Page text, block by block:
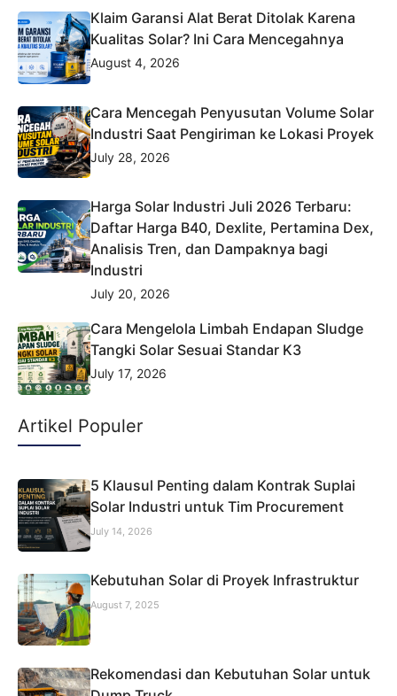
Klaim Garansi Alat Berat Ditolak Karena
Kualitas Solar? Ini Cara Mencegahnya
August 4, 2026
Cara Mencegah Penyusutan Volume Solar
Industri Saat Pengiriman ke Lokasi Proyek
July 28, 2026
Harga Solar Industri Juli 2026 Terbaru:
Daftar Harga B40, Dexlite, Pertamina Dex,
Analisis Tren, dan Dampaknya bagi
Industri
July 20, 2026
Cara Mengelola Limbah Endapan Sludge
Tangki Solar Sesuai Standar K3
July 17, 2026
Artikel Populer
5 Klausul Penting dalam Kontrak Suplai
Solar Industri untuk Tim Procurement
July 14, 2026
Kebutuhan Solar di Proyek Infrastruktur
August 7, 2025
Rekomendasi dan Kebutuhan Solar untuk